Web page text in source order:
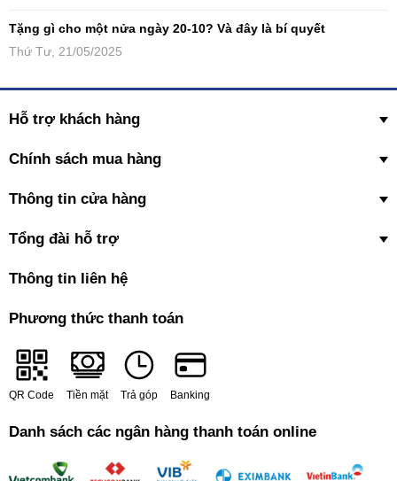
Tặng gì cho một nửa ngày 20-10? Và đây là bí quyết
Thứ Tư, 21/05/2025
Hỗ trợ khách hàng
Chính sách mua hàng
Thông tin cửa hàng
Tổng đài hỗ trợ
Thông tin liên hệ
Phương thức thanh toán
QR Code Tiền mặt Trả góp Banking
Danh sách các ngân hàng thanh toán online